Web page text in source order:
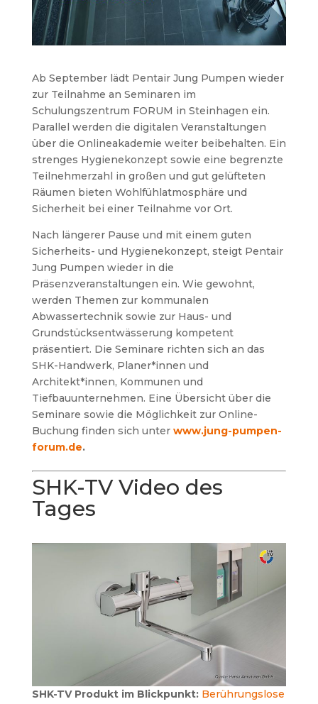
Ab September lädt Pentair Jung Pumpen wieder
zur Teilnahme an Seminaren im
Schulungszentrum FORUM in Steinhagen ein.
Parallel werden die digitalen Veranstaltungen
über die Onlineakademie weiter beibehalten. Ein
strenges Hygienekonzept sowie eine begrenzte
Teilnehmerzahl in großen und gut gelüfteten
Räumen bieten Wohlfühlatmosphäre und
Sicherheit bei einer Teilnahme vor Ort.
Nach längerer Pause und mit einem guten
Sicherheits- und Hygienekonzept, steigt Pentair
Jung Pumpen wieder in die
Präsenzveranstaltungen ein. Wie gewohnt,
werden Themen zur kommunalen
Abwassertechnik sowie zur Haus- und
Grundstücksentwässerung kompetent
präsentiert. Die Seminare richten sich an das
SHK-Handwerk, Planer*innen und
Architekt*innen, Kommunen und
Tiefbauunternehmen. Eine Übersicht über die
Seminare sowie die Möglichkeit zur Online-
Buchung finden sich unter www.jung-pumpen-
forum.de.
SHK-TV Video des
Tages
SHK-TV Produkt im Blickpunkt: Berührungslose